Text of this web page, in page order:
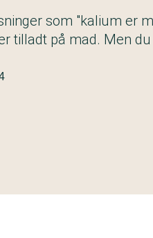
som "kalium er
tilladt på mad. Men